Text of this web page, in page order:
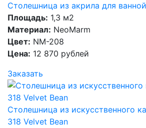
Столешница из акрила для ванной
Площадь: 1,3 м2
Материал: NeoMarm
Цвет: NM-208
Цена: 12 870 рублей
Заказать
Столешница из искусственного
318 Velvet Bean